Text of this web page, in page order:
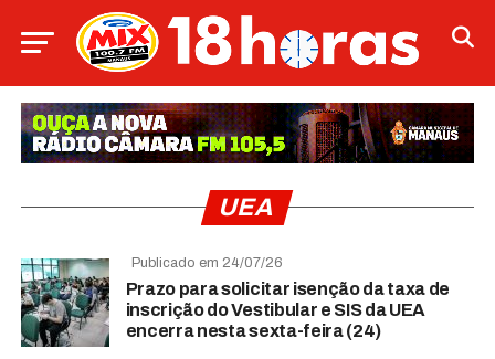
UEA
Publicado em 24/07/26
Prazo para solicitar isenção da taxa de
inscrição do Vestibular e SIS da UEA
encerra nesta sexta-feira (24)